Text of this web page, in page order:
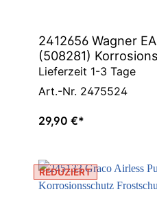
2412656 Wagner
(508281)
Frostschutz Airless
(2475524)
Lieferzeit 1-3 Tage
Art.-Nr. 2475524
29,90 €*
REDUZIERT